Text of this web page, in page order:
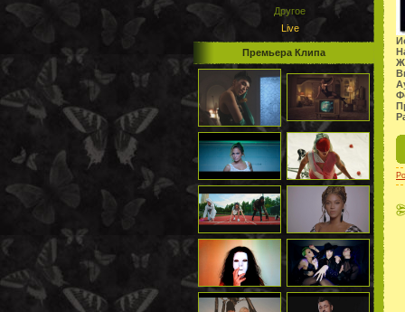
Другое
Live
Премьера Клипа